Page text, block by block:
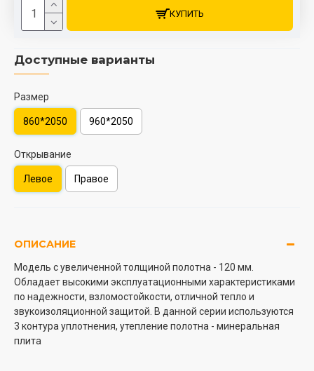
Доступные варианты
Размер
860*2050 960*2050
Открывание
Левое Правое
КУПИТЬ
ОПИСАНИЕ
Модель с увеличенной толщиной полотна - 120 мм.
Обладает высокими эксплуатационными характеристиками
по надежности, взломостойкости, отличной тепло и
звукоизоляционной защитой. В данной серии используются
3 контура уплотнения, утепление полотна - минеральная
плита